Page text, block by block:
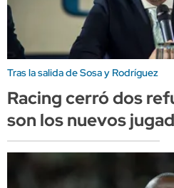
Tras la salida de Sosa y Rodríguez
Racing cerró dos
son los nuevos